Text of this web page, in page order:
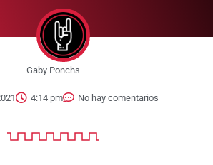
Gaby Ponchs
4:14 pm No hay comentarios